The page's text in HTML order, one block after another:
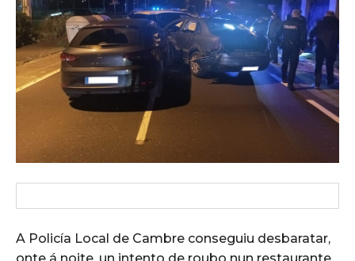
A Policía Local de Cambre conseguiu desbaratar,